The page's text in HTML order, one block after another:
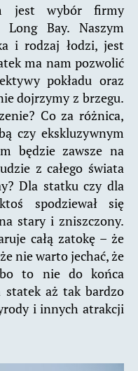
jest wybór firmy
Bay. Naszym
i rodzaj łodzi, jest
ma nam pozwolić
pokładu oraz
dojrzymy z brzegu.
Co za różnica,
czy ekskluzywnym
będzie zawsze na
z całego świata
Dla statku czy dla
spodziewał się
stary i zniszczony.
całą zatokę – że
nie warto jechać, że
to nie do końca
statek aż tak bardzo
i innych atrakcji